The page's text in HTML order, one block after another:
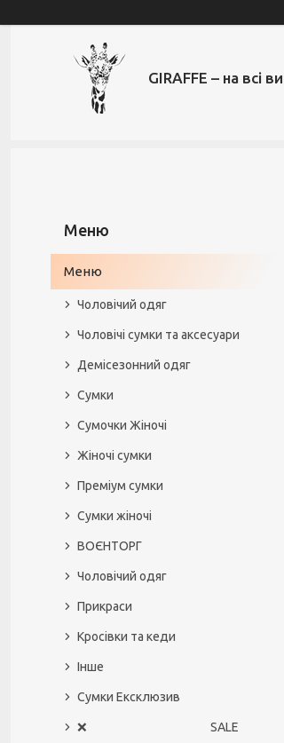
GIRAFFE – на всі
Меню
Чоловічий одяг
Чоловічі сумки та аксесуари
Демісезонний одяг
Сумки
Сумочки Жіночі
Жіночі сумки
Преміум сумки
Сумки жіночі
ВОЄНТОРГ
Чоловічий одяг
Прикраси
Кросівки та кеди
Інше
Сумки Ексклюзив
❌ SALE